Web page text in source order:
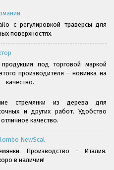
с регулировкой траверсы для
поверхностях.
под торговой маркой
производителя - новинка на
качество.
стремянки из дерева для
и других работ. Удобство
качество.
NewScal
Производство - Италия.
в наличии!